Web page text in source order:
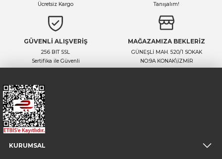
Ücretsiz Kargo
Tanışalım!
GÜVENLİ ALIŞVERİŞ
256 BIT SSL
Sertifika ile Güvenli
MAĞAZAMIZA BEKLERİZ
GÜNEŞLİ MAH. 520/1 SOKAK
NO:9A KONAK\İZMİR
KURUMSAL